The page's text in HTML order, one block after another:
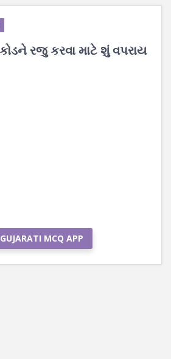
રજુ કરવા માટે શું વપરાય
MCQ APP